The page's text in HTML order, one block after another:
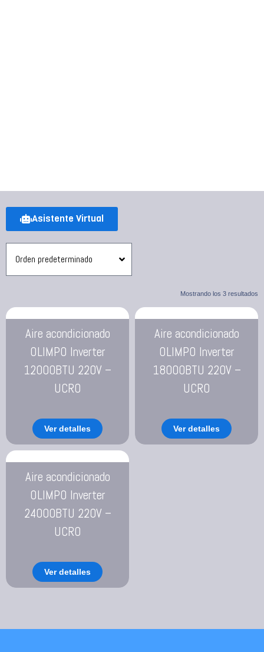
Asistente Virtual
Mostrando los 3 resultados
Aire acondicionado
OLIMPO Inverter
12000BTU 220V –
UCRO
Ver detalles
Aire acondicionado
OLIMPO Inverter
18000BTU 220V –
UCRO
Ver detalles
Aire acondicionado
OLIMPO Inverter
24000BTU 220V –
UCRO
Ver detalles